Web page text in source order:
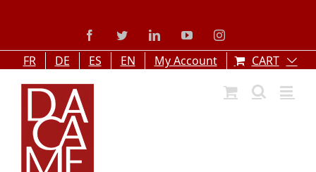
FacebookTwitterLinkedInYouTubeInstagram
FR DE ES EN My Account CART